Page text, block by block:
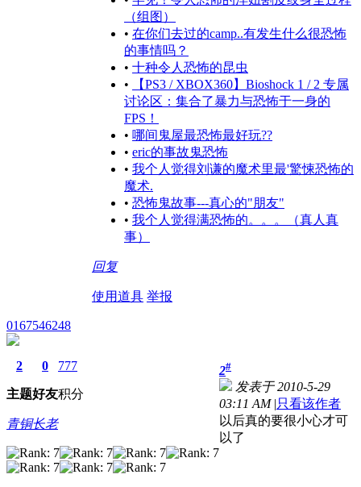
（组图）
• 在你们去过的camp..有发生什么很恐怖
的事情吗？
• 十种令人恐怖的昆虫
•
【PS3 / XBOX360】Bioshock 1 / 2 专属
讨论区：集合了暴力与恐怖于一身的
FPS！
• 哪间鬼屋最恐怖最好玩??
• eric的事故鬼恐怖
• 我个人觉得刘谦的魔术里最'驚悚恐怖的
魔术.
• 恐怖鬼故事---真心的"朋友"
• 我个人觉得满恐怖的。。。（真人真
事）
回复
使用道具 举报
0167546248
2
主题
0
好友
777
积分
青铜长老
2#
发表于 2010-5-29
03:11 AM |只看该作者
以后真的要很小心才可
以了